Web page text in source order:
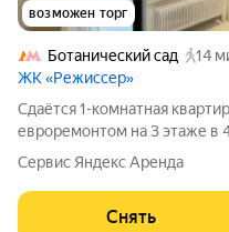
возможен торг
Ботанический сад
14
ЖК «Режиссер»
Сдаётся 1-комнатная
евроремонтом на 3 этаже в
месяцев. Из техники есть: Духовой шкаф Стиральная машина
Холодильник Кондиционер Микроволновка Пылесос Дом -
монолитный, окна выходят
Сервис Яндекс Аренда
Снять